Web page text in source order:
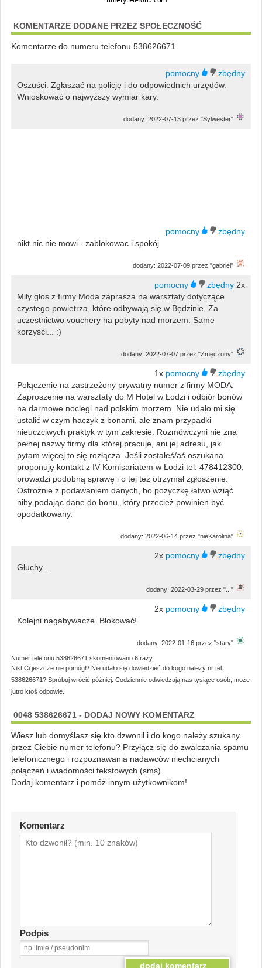
KOMENTARZE DODANE PRZEZ SPOŁECZNOŚĆ
Komentarze do numeru telefonu 538626671
Oszuści. Zgłaszać na policję i do odpowiednich urzędów.
Wnioskować o najwyższy wymiar kary.
dodany: 2022-07-13 przez "Sylwester"
nikt nic nie mowi - zablokowac i spokój
dodany: 2022-07-09 przez "gabriel"
2x
Miły głos z firmy Moda zaprasza na warsztaty dotyczące
czystego powietrza, które odbywają się w Będzinie. Za
uczestnictwo vouchery na pobyty nad morzem. Same
korzyści... :)
dodany: 2022-07-07 przez "Zmęczony"
1x
Połączenie na zastrzeżony prywatny numer z firmy MODA.
Zaproszenie na warsztaty do M Hotel w Łodzi i odbiór bonów
na darmowe noclegi nad polskim morzem. Nie udało mi się
ustalić w czym haczyk z bonami, ale znam przypadki
nieuczciwych praktyk w tym zakresie. Rozmówczyni nie zna
pełnej nazwy firmy dla której pracuje, ani jej adresu, jak
pytam więcej to się rozłącza. Jeśli zostałeś/aś oszukana
proponuję kontakt z IV Komisariatem w Łodzi tel. 478412300,
prowadzi podobną sprawę i o tej też otrzymał zgłoszenie.
Ostrożnie z podawaniem danych, bo pożyczkę łatwo wziąć
niby podając dane do bonu, który przecież powinien być
opodatkowany.
dodany: 2022-06-14 przez "nieKarolina"
2x
Głuchy ...
dodany: 2022-03-29 przez "..."
2x
Kolejni nagabywacze. Blokować!
dodany: 2022-01-16 przez "stary"
Numer telefonu 538626671 skomentowano 6 razy.
Nikt Ci jeszcze nie pomógł? Nie udało się dowiedzieć do kogo należy nr tel.
538626671? Spróbuj wrócić później. Codziennie odwiedzają nas tysiące osób, może
jutro ktoś odpowie.
0048 538626671 - DODAJ NOWY KOMENTARZ
Wiesz lub domyślasz się kto dzwonił i do kogo należy szukany
przez Ciebie numer telefonu? Przyłącz się do zwalczania spamu
telefonicznego i rozpoznawania nadawców niechcianych
połączeń i wiadomości tekstowych (sms).
Dodaj komentarz i pomóż innym użytkownikom!
Komentarz
Podpis